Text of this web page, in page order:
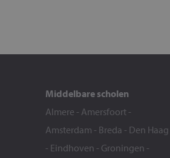
Middelbare scholen
Almere - Amersfoort -
Amsterdam - Breda - Den Haag
- Eindhoven - Groningen -